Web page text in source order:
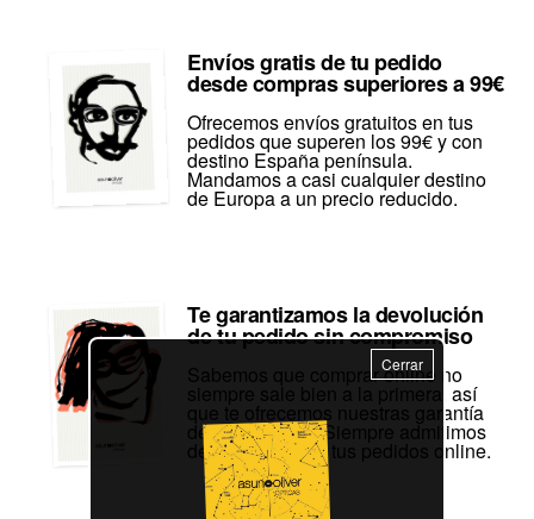
Envíos gratis de tu pedido
desde compras superiores a 99€
Ofrecemos envíos gratuitos en tus
pedidos que superen los 99€ y con
destino España península.
Mandamos a casi cualquier destino
de Europa a un precio reducido.
Te garantizamos la devolución
de tu pedido sin compromiso
Sabemos que comprar online no
siempre sale bien a la primera, así
que te ofrecemos nuestras garantía
de satisfacción. Siempre admitimos
devoluciones de tus pedidos online.
Cerrar